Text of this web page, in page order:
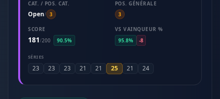
CAT. / POS. CAT.
Open/ 3
POS. GÉNÉRALE
3
SCORE
181/200 90.5%
VS VAINQUEUR %
95.8%
-8
SÉRIES
23 23 23 21 21 25 21 24